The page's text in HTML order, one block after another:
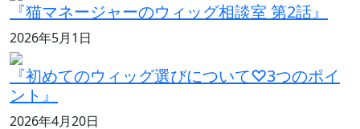
『猫マネージャーのウィッグ相談室 第2話』
2026年5月1日
『初めてのウィッグ選びについて♡3つのポイ
ント』
2026年4月20日